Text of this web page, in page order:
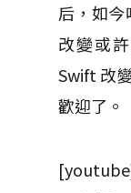
后，如今
改變或
Swift 改
歡迎了。